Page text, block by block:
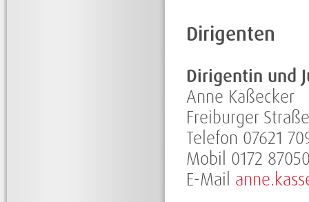
Dirigenten
Dirigentin und
Anne Kaßecker
Freiburger
Telefon 07621
Mobil 0172
E-Mail